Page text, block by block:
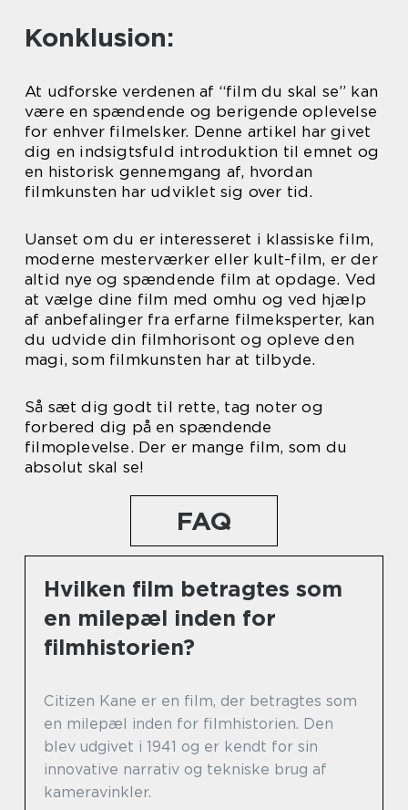
Konklusion:
At udforske verdenen af “film du skal se” kan
være en spændende og berigende oplevelse
for enhver filmelsker. Denne artikel har givet
dig en indsigtsfuld introduktion til emnet og
en historisk gennemgang af, hvordan
filmkunsten har udviklet sig over tid.
Uanset om du er interesseret i klassiske film,
moderne mesterværker eller kult-film, er der
altid nye og spændende film at opdage. Ved
at vælge dine film med omhu og ved hjælp
af anbefalinger fra erfarne filmeksperter, kan
du udvide din filmhorisont og opleve den
magi, som filmkunsten har at tilbyde.
Så sæt dig godt til rette, tag noter og
forbered dig på en spændende
filmoplevelse. Der er mange film, som du
absolut skal se!
FAQ
Hvilken film betragtes som
en milepæl inden for
filmhistorien?
Citizen Kane er en film, der betragtes som
en milepæl inden for filmhistorien. Den
blev udgivet i 1941 og er kendt for sin
innovative narrativ og tekniske brug af
kameravinkler.